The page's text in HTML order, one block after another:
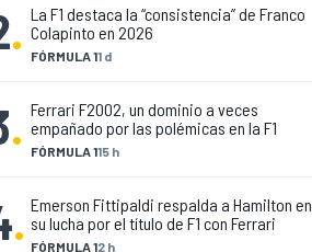
. FÓRMULA 11 d
La F1 destaca la “consistencia” de Franco
Colapinto en 2026
. FÓRMULA 115 h
Ferrari F2002, un dominio a veces
empañado por las polémicas en la F1
. FÓRMULA 12 h
Emerson Fittipaldi respalda a Hamilton en
su lucha por el título de F1 con Ferrari